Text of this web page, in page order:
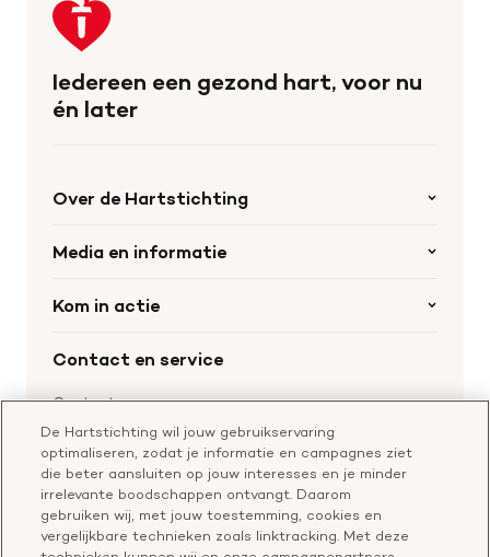
terug
naar
homepage
Iedereen een gezond hart, voor nu
én later
Over de Hartstichting
Organisatie
Werken bij de Hartstichting
Media en informatie
Nieuws
Materialen bestellen
Aanmelden nieuwsbrief
Kom in actie
Word collectant
Leer reanimeren
Geef ter nagedachtenis
Start een actie
Contact en service
Contactgegevens
Bel of chat met een voorlichter
Vragen over donateurschap
Klachtenformulier
Check je gesprek
De Hartstichting wil jouw gebruikservaring
optimaliseren, zodat je informatie en campagnes ziet
die beter aansluiten op jouw interesses en je minder
irrelevante boodschappen ontvangt. Daarom
gebruiken wij, met jouw toestemming, cookies en
vergelijkbare technieken zoals linktracking. Met deze